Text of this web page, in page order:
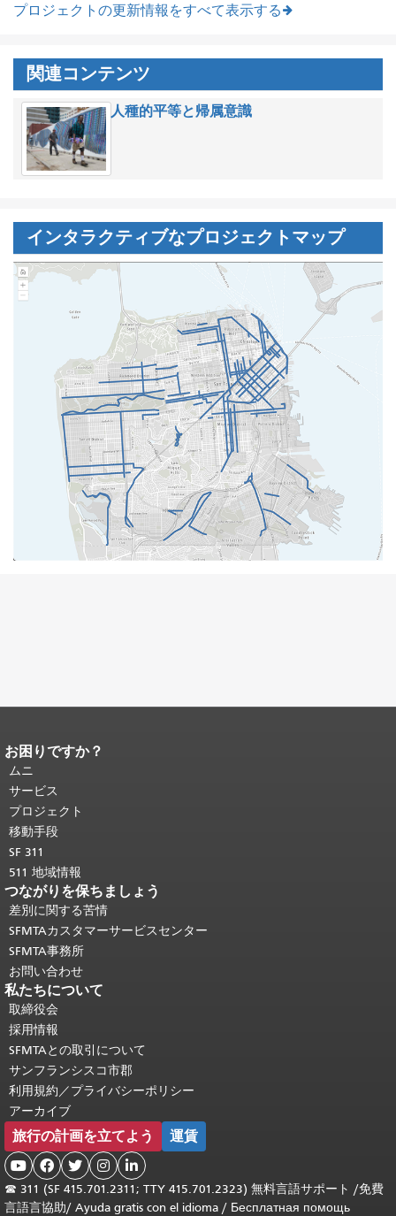
プロジェクトの更新情報をすべて表示する
関連コンテンツ
人種的平等と帰属意識
インタラクティブなプロジェクトマップ
ページコンテンツの終わり。
ジの残りの部分はすべてのページで繰
り返されます。
頭に戻る。
お困りですか？
ムニ
サービス
プロジェクト
移動手段
SF 311
511 地域情報
つながりを保ちましょう
差別に関する苦情
SFMTAカスタマーサービスセンター
SFMTA事務所
お問い合わせ
私たちについて
取締役会
採用情報
SFMTAとの取引について
サンフランシスコ市郡
利用規約／プライバシーポリシー
アーカイブ
旅行の計画を立てよう 運賃
    
☎ 311 (SF 415.701.2311; TTY 415.701.2323) 無料言語サポート /免費
言語言協助/ Ayuda gratis con el idioma / Бесплатная помощь